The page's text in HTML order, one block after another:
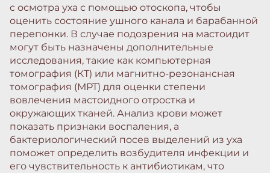
с осмотра уха с помощью отоскопа, чтобы
оценить состояние ушного канала и барабанной
перепонки. В случае подозрения на мастоидит
могут быть назначены дополнительные
исследования, такие как компьютерная
томография (КТ) или магнитно-резонансная
томография (МРТ) для оценки степени
вовлечения мастоидного отростка и
окружающих тканей. Анализ крови может
показать признаки воспаления, а
бактериологический посев выделений из уха
поможет определить возбудителя инфекции и
его чувствительность к антибиотикам, что